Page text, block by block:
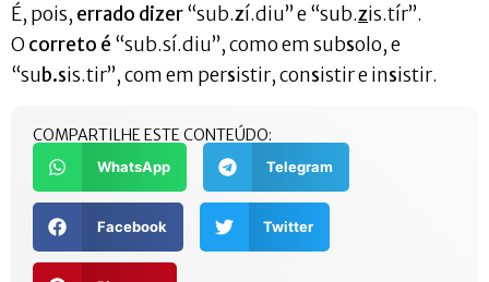
É, pois, errado dizer“sub.zí.diu” e “sub.zis.tír”.
O correto é “sub.sí.diu”, como em subsolo, e
“sub.sis.tir”, com em persistir, consistir e insistir.
COMPARTILHE ESTE CONTEÚDO:
WhatsApp Telegram
Facebook Twitter